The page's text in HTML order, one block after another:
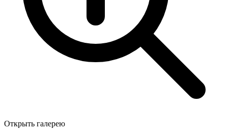
Открыть галерею